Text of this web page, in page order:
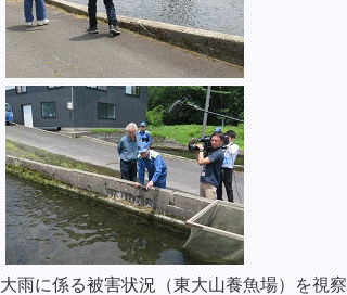
大雨に係る被害状況（東大山養魚場）を視察